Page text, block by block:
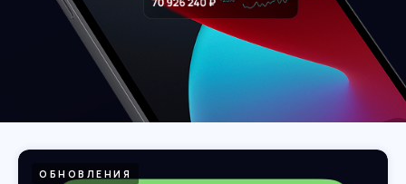
ОБНОВЛЕНИЯ